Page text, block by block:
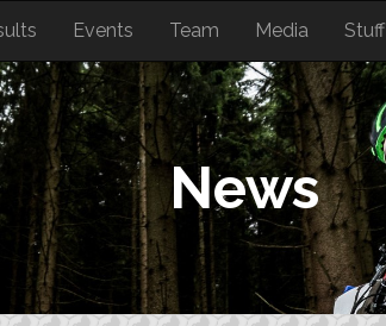
Events Team Media Stuff
News